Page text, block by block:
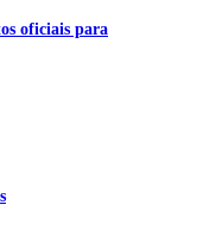
oficiais para